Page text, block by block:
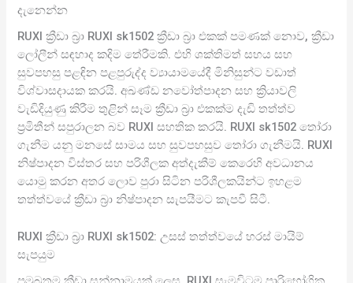
දැනෙන්න
RUXI ක්‍රීඩා බ්‍රා RUXI sk1502 ක්‍රීඩා බ්‍රා එකක් පමණක් නොව, ක්‍රීඩා
ලෝලීන් සඳහාද කදිම තේරීමකි. එහි ශක්තිමත් සහය සහ
සුවපහසු පළඳින පළපුරුද්ද ව්‍යායාමයේදී මිනිසුන්ට වඩාත්
විශ්වාසදායක කරයි. අඛණ්ඩ නවෝත්පාදන සහ ක්‍රියාවලි
වැඩිදියුණු කිරීම තුළින් සෑම ක්‍රීඩා බ්‍රා එකක්ම දැඩි තත්ත්ව
ප්‍රමිතීන් සපුරාලන බව RUXI සහතික කරයි. RUXI sk1502 තෝරා
ගැනීම යනු මනසේ සාමය සහ සුවපහසුව තෝරා ගැනීමයි. RUXI
නිෂ්පාදන විස්තර සහ පරිශීලක අත්දැකීම් කෙරෙහි අවධානය
යොමු කරන අතර ලොව පුරා සිටින පරිශීලකයින්ට ඉහළම
තත්ත්වයේ ක්‍රීඩා බ්‍රා නිෂ්පාදන සැපයීමට කැපවී සිටී.
RUXI ක්‍රීඩා බ්‍රා RUXI sk1502: උසස් තත්ත්වයේ හරස් මායිම්
සැපයුම